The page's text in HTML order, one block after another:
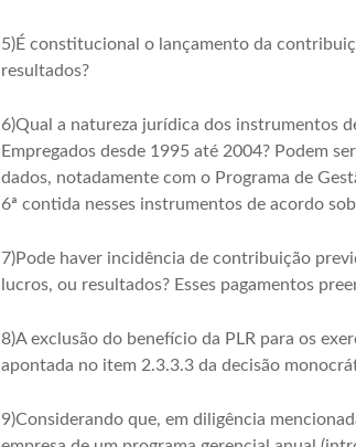
5)É constitucional o lançamento da
resultados?
6)Qual a natureza jurídica dos instrumentos
Empregados desde 1995 até 2004? Podem
dados, notadamente com o Programa de
6ª contida nesses instrumentos de acordo
7)Pode haver incidência de contribuição
lucros, ou resultados? Esses pagamentos
8)A exclusão do benefício da PLR para os
apontada no item 2.3.3.3 da decisão
9)Considerando que, em diligência